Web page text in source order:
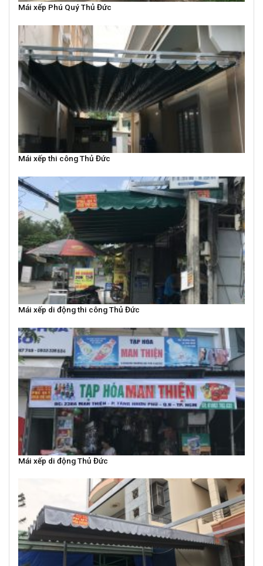
Mái xếp Phú Quý Thủ Đức
Mái xếp thi công Thủ Đức
Mái xếp di động thi công Thủ Đức
Mái xếp di động Thủ Đức